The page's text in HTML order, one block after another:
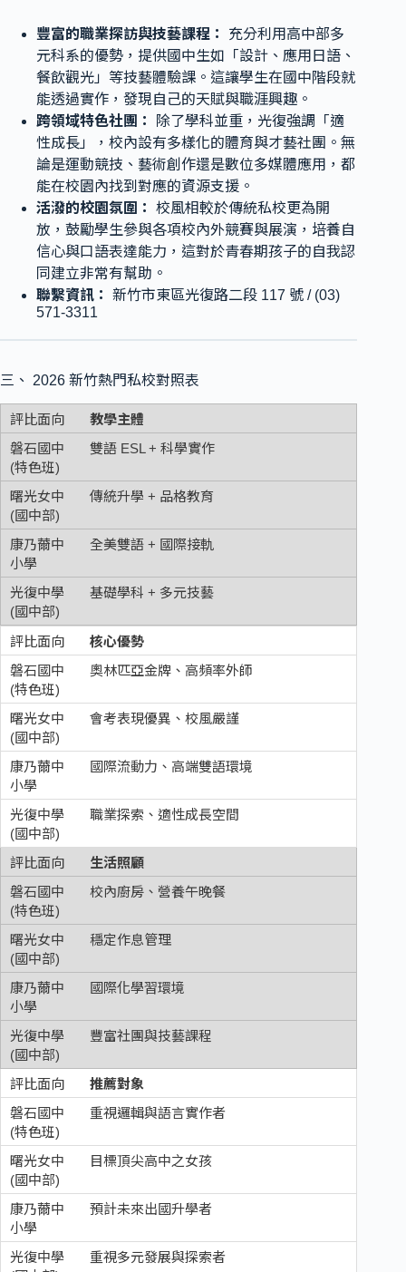
豐富的職業探訪與技藝課程：
充分利用高中部多
元科系的優勢，提供國中生如「設計、應用日語、
餐飲觀光」等技藝體驗課。這讓學生在國中階段就
能透過實作，發現自己的天賦與職涯興趣。
跨領域特色社團：
除了學科並重，光復強調「適
性成長」，校內設有多樣化的體育與才藝社團。無
論是運動競技、藝術創作還是數位多媒體應用，都
能在校園內找到對應的資源支援。
活潑的校園氛圍：
校風相較於傳統私校更為開
放，鼓勵學生參與各項校內外競賽與展演，培養自
信心與口語表達能力，這對於青春期孩子的自我認
同建立非常有幫助。
聯繫資訊：
新竹市東區光復路二段 117 號 / (03)
571-3311
三、 2026 新竹熱門私校對照表
教學主體
雙語 ESL + 科學實作
傳統升學 + 品格教育
全美雙語 + 國際接軌
基礎學科 + 多元技藝
核心優勢
奧林匹亞金牌、高頻率外師
會考表現優異、校風嚴謹
國際流動力、高端雙語環境
職業探索、適性成長空間
生活照顧
校內廚房、營養午晚餐
穩定作息管理
國際化學習環境
豐富社團與技藝課程
推薦對象
重視邏輯與語言實作者
目標頂尖高中之女孩
預計未來出國升學者
重視多元發展與探索者